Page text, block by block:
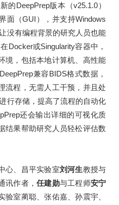
的DeepPrep版本（v25.1.0）
面（GUI），并支持Windows
没有编程背景的研究人员也能
Docker或Singularity容器中，
境，包括本地计算机、高性能
兼容BIDS格式数据，
流程，无需人工干预，并且处
行存储，提高了流程的自动化
还会输出详细的可视化质
结果帮助研究人员轻松评估数
心、 昌平实验室刘河生教授与
讯作者，任建勋与工程师安宁
验室蔺聪、张佑嘉、孙震宇、